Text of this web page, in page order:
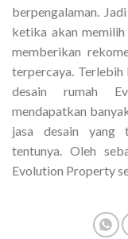
berpengalaman.
ketika akan memilih
memberikan
terpercaya. Terlebih
desain rumah
mendapatkan
jasa desain yang
tentunya. Oleh
Evolution Property